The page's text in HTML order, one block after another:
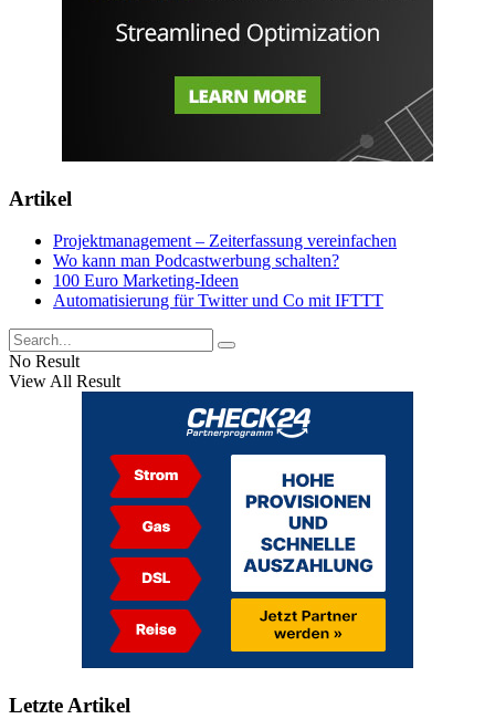
Artikel
Projektmanagement – Zeiterfassung vereinfachen
Wo kann man Podcastwerbung schalten?
100 Euro Marketing-Ideen
Automatisierung für Twitter und Co mit IFTTT
No Result
View All Result
Letzte Artikel